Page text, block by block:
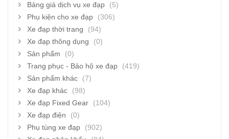
Bảng giá dịch vụ xe đạp
(5)
Phụ kiện cho xe đạp
(306)
Xe đạp thời trang
(94)
Xe đạp thông dụng
(0)
Sản phẩm
(0)
Trang phục - Bảo hộ xe đạp
(419)
Sản phẩm khác
(7)
Xe đạp khác
(98)
Xe đạp Fixed Gear
(104)
Xe đạp điện
(0)
Phụ tùng xe đạp
(902)